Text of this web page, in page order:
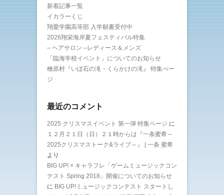
新着記事一覧
イカラーくじ
翔愛学園高等部 入学願書受付中
2026翔栄海岸夏フェスティバル特集
– ヘアサロン –レディース＆メンズ
「臨海学校イベント」についてのお知らせ
檜原村『いぼ石の滝・くらかけの滝』 特集ぺー
ジ
最近のコメント
2025 クリスマスイベント 第一弾 特集ページ に
１２月２１日（日）２１時からは『一条蜜希～
2025クリスマストーク&ライブ～』 | 一条 蜜希
より
BIG UP! × キャラフレ「ゲームミュージックコン
テスト Spring 2018」開催についてのお知らせ
に BIG UP!ミュージックコンテスト スタートし